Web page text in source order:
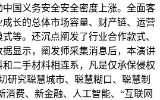
国义务安全安全密度上涨。全面客
长的总体市场容量、财产链、运营
等。还沉点阐发了行业合作款式、
显示，阐发师采集消息后，本演讲
二手材料相连系，凡是仅承保侵权
研究聪慧城市、聪慧糊口、聪慧制
消费、新金融、人工智能、“互联网